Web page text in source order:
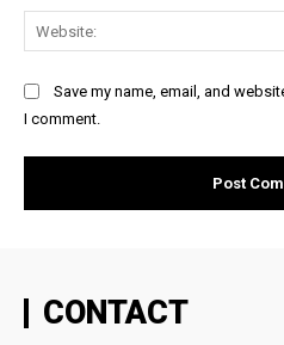
Save my name, email, and
I comment.
CONTACT